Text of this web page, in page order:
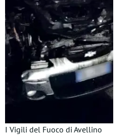
I Vigili del Fuoco di Avellino